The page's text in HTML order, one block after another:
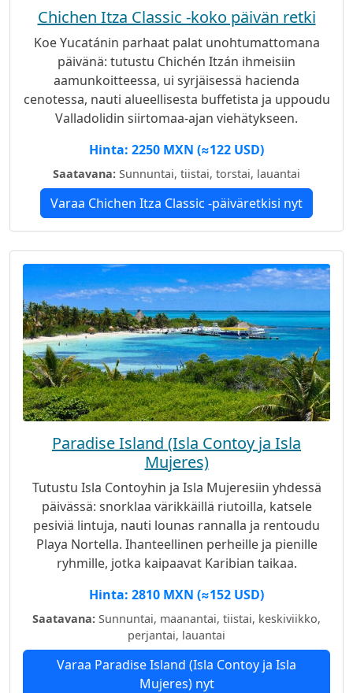
Chichen Itza Classic -koko päivän retki
Koe Yucatánin parhaat palat unohtumattomana
päivänä: tutustu Chichén Itzán ihmeisiin
aamunkoitteessa, ui syrjäisessä hacienda
cenotessa, nauti alueellisesta buffetista ja uppoudu
Valladolidin siirtomaa-ajan viehätykseen.
herkkusuille.
Hinta: 2250 MXN (≈122 USD)
Saatavana: Sunnuntai, tiistai, torstai, lauantai
Varaa Chichen Itza Classic -päiväretkisi nyt
Paradise Island (Isla Contoy ja Isla
Mujeres)
Tutustu Isla Contoyhin ja Isla Mujeresiin yhdessä
päivässä: snorklaa värikkäillä riutoilla, katsele
pesiviä lintuja, nauti lounas rannalla ja rentoudu
Playa Nortella. Ihanteellinen perheille ja pienille
ryhmille, jotka kaipaavat Karibian taikaa.
Hinta: 2810 MXN (≈152 USD)
Saatavana: Sunnuntai, maanantai, tiistai, keskiviikko,
perjantai, lauantai
Varaa Paradise Island (Isla Contoy ja Isla
Mujeres) nyt